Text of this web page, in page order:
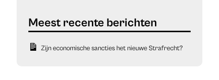
Zijn economische sancties het nieuwe Strafrecht?